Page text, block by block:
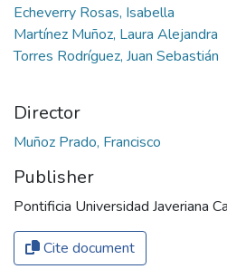
Echeverry Rosas, Isabella
Martínez Muñoz, Laura Alejandra
Torres Rodríguez, Juan Sebastián
Director
Muñoz Prado, Francisco
Publisher
Pontificia Universidad Javeriana
Cite document